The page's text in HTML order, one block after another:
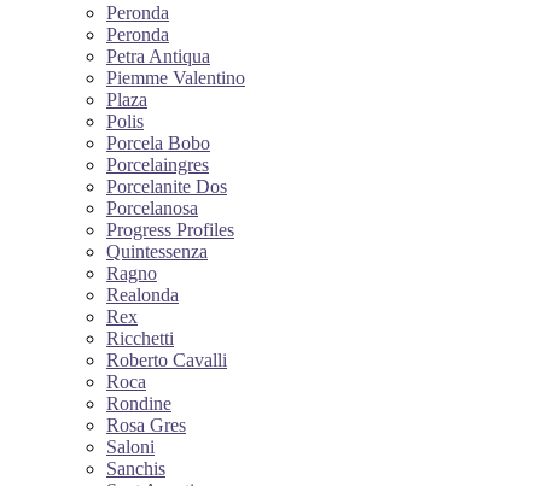
Peronda
Peronda
Petra Antiqua
Piemme Valentino
Plaza
Polis
Porcela Bobo
Porcelaingres
Porcelanite Dos
Porcelanosa
Progress Profiles
Quintessenza
Ragno
Realonda
Rex
Ricchetti
Roberto Cavalli
Roca
Rondine
Rosa Gres
Saloni
Sanchis